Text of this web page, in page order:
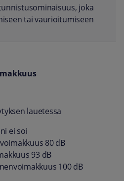
joka
tai vaurioitumiseen
lauetessa
ei soi
80 dB
93 dB
100 dB